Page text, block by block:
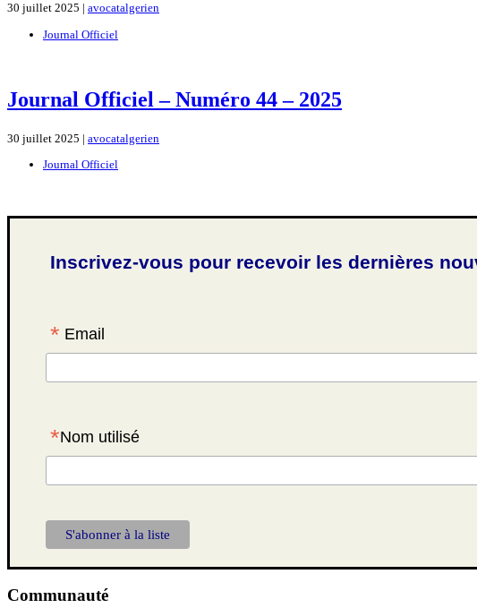
30 juillet 2025 | avocatalgerien
Journal Officiel
Journal Officiel – Numéro 44 – 2025
30 juillet 2025 | avocatalgerien
Journal Officiel
Inscrivez-vous pour recevoir les dernières
* Email
*Nom utilisé
Communauté